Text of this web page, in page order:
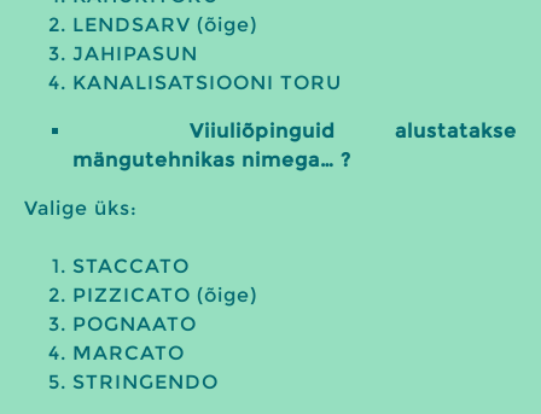
LENDSARV (õige)
JAHIPASUN
KANALISATSIOONI TORU
Viiuliõpinguid alustatakse
mängutehnikas nimega… ?
Valige üks:
STACCATO
PIZZICATO (õige)
POGNAATO
MARCATO
STRINGENDO